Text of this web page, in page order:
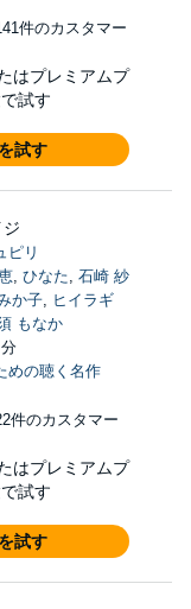
件のカスタマー
はプレミアムプ
試す
試す
ピリ
, ひなた, 石崎 紗
か子, ヒイラギ
もなか
めの聴く名作
件のカスタマー
はプレミアムプ
試す
試す